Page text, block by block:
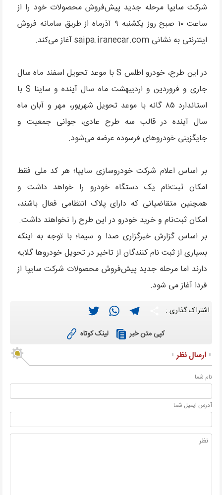
شرکت سایپا مرحله جدید پیش‌فروش محصولات خود را از
ساعت ۱۰ صبح روز یکشنبه ۹ آذر‌ماه از طریق سامانه فروش
اینترنتی به نشانی saipa.iranecar.com آغاز می‌کند.
در این طرح، خودرو اطلس S با موعد تحویل اسفند ماه سال
جاری و فروردین و اردیبهشت ماه سال آینده و ساینا S با
استاندارد ۸۵ گانه با موعد تحویل شهریور، مهر و آبان ماه
سال آینده در قالب سه طرح عادی، جوانی جمعیت و
جایگزینی خودرو‌های فرسوده عرضه می‌شود.
بر اساس اعلام شرکت خودروسازی سایپا؛ هر کد ملی فقط
امکان ثبت‌نام یک دستگاه خودرو را خواهد داشت و
همچنین متقاضیانی که دارای پلاک انتظامی فعال باشند،
امکان ثبت‌نام و خرید خودرو در این طرح را نخواهند داشت.
بر اساس گزارش خبرگزاری صدا و سیما؛ با توجه به اینکه
بسیاری از ثبت نام کنندگان از تاخیر در تحویل خودرو‌ها گلایه
دارند اما مرحله جدید پیش‌فروش محصولات شرکت سایپا از
فردا آغاز می شود.
اشتراک گذاری : Twitter
WhatsAppTelegram
کپی متن خبر لینک کوتاه
ارسال نظر
نام شما
آدرس ايميل شما